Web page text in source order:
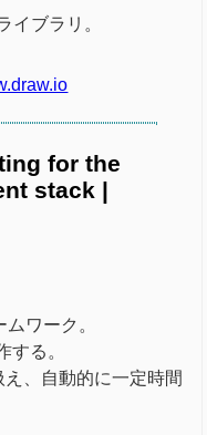
イブラリ。
for the
stack |
ワーク。
する。
、自動的に一定時間